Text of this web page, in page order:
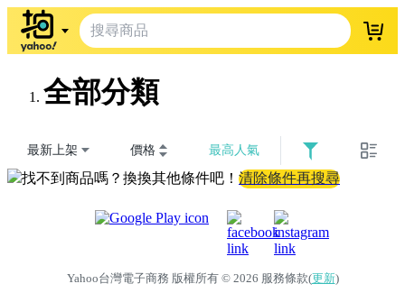
登入
全部分類
最新上架 價格 最高人氣
找不到商品嗎？換換其他條件吧！ 清除條件再搜尋
Yahoo台灣電子商務 版權所有 © 2026 服務條款(更新)